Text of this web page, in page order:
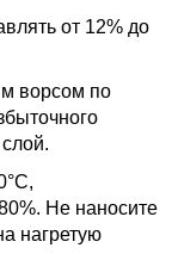
от 12% до
ворсом по
Не наносите
нагретую